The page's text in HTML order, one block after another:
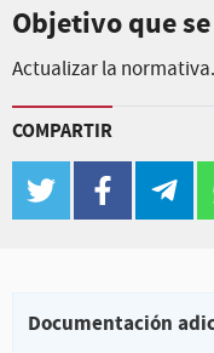
Objetivo que
Actualizar la normativa.
COMPARTIR
twitter facebook
Documentación